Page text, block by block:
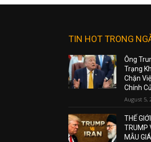
TIN HOT TRONG
Ông
Trạng
Chặn
Chính
August 5,
THẾ
TRUMP
MẪU